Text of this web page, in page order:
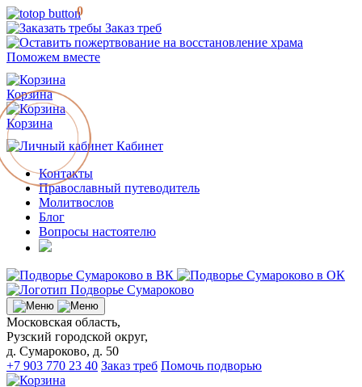
Заказ треб
Поможем вместе
Корзина
Корзина
0
Кабинет
Контакты
Православный путеводитель
Молитвослов
Блог
Вопросы настоятелю
Московская область,
Рузский городской округ,
д. Сумароково, д. 50
+7 903 770 23 40 Заказ треб Помочь подворью